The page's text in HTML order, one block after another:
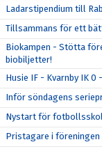
Ladarstipendium till
Tillsammans för ett
Biokampen - Stötta
biobiljetter!
Husie IF - Kvarnby IK 0
Inför söndagens
Nystart för
Pristagare i